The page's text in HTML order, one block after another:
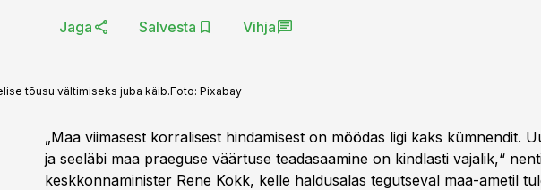
Jaga Salvesta Vihja
tõusu vältimiseks juba käib.Foto: Pixabay
„Maa viimasest korralisest hindamisest on möödas ligi kaks kümnendit.
ja seeläbi maa praeguse väärtuse teadasaamine on kindlasti vajalik,“
keskkonnaminister Rene Kokk, kelle haldusalas tegutseval maa-ametil